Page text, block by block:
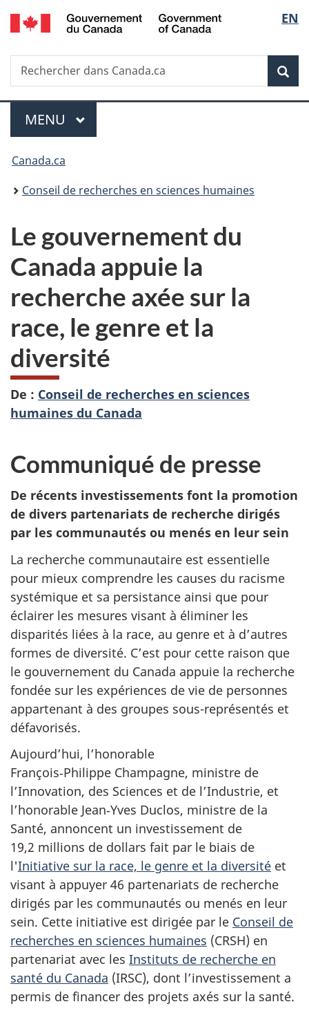
Passer
au
principal
Passer
à
Au
du
Passer
à
version
simplifiée
de
la
EN
Recherche
Rechercher
dans
Menu
MENU PRINCIPAL
Vous
êtes
Canada.ca
Conseil de recherches en sciences humaines
Le gouvernement du
Canada appuie la
recherche axée sur la
race, le genre et la
diversité
De : Conseil de recherches en sciences
humaines du Canada
Communiqué de presse
De récents investissements font la promotion
de divers partenariats de recherche dirigés
par les communautés ou menés en leur sein
La recherche communautaire est essentielle
pour mieux comprendre les causes du racisme
systémique et sa persistance ainsi que pour
éclairer les mesures visant à éliminer les
disparités liées à la race, au genre et à d’autres
formes de diversité. C’est pour cette raison que
le gouvernement du Canada appuie la recherche
fondée sur les expériences de vie de personnes
appartenant à des groupes sous-représentés et
défavorisés.
Aujourd’hui, l’honorable
François‑Philippe Champagne, ministre de
l’Innovation, des Sciences et de l’Industrie, et
l’honorable Jean‑Yves Duclos, ministre de la
Santé, annoncent un investissement de
19,2 millions de dollars fait par le biais de
l'Initiative sur la race, le genre et la diversité et
visant à appuyer 46 partenariats de recherche
dirigés par les communautés ou menés en leur
sein. Cette initiative est dirigée par le Conseil de
recherches en sciences humaines (CRSH) en
partenariat avec les Instituts de recherche en
santé du Canada (IRSC), dont l’investissement a
permis de financer des projets axés sur la santé.